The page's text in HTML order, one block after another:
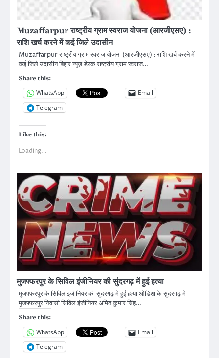
Muzaffarpur राष्ट्रीय ग्राम स्वराज योजना (आरजीएसए) :
राशि खर्च करने में कई जिले उदासीन
Muzaffarpur राष्ट्रीय ग्राम स्वराज योजना (आरजीएसए) : राशि खर्च करने में
कई जिले उदासीन बिहार न्यूज़ डेस्क राष्ट्रीय ग्राम स्वराज…
Share this:
WhatsApp
Email
Telegram
Like this:
Loading...
मुजफ्फरपुर के सिविल इंजीनियर की सुंदरगढ़ में हुई हत्या
मुजफ्फरपुर के सिविल इंजीनियर की सुंदरगढ़ में हुई हत्या ओडिशा के सुंदरगढ़ में
मुजफ्फरपुर निवासी सिविल इंजीनियर अमित कुमार सिंह…
Share this:
WhatsApp
Email
Telegram